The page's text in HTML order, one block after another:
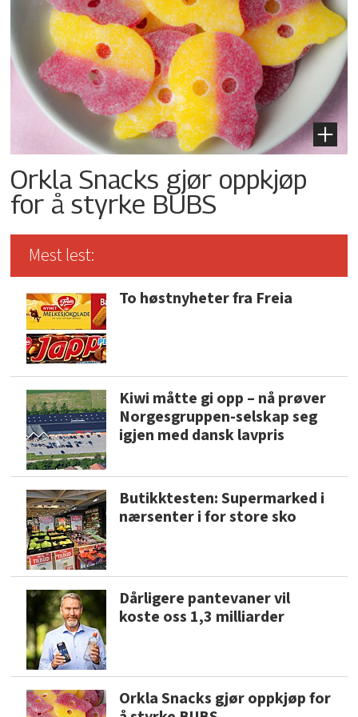
Orkla Snacks gjør oppkjøp
for å styrke BUBS
Mest lest:
To høstnyheter fra Freia
Kiwi måtte gi opp – nå prøver
Norgesgruppen-selskap seg
igjen med dansk lavpris
Butikktesten: Supermarked i
nærsenter i for store sko
Dårligere pantevaner vil
koste oss 1,3 milliarder
Orkla Snacks gjør oppkjøp for